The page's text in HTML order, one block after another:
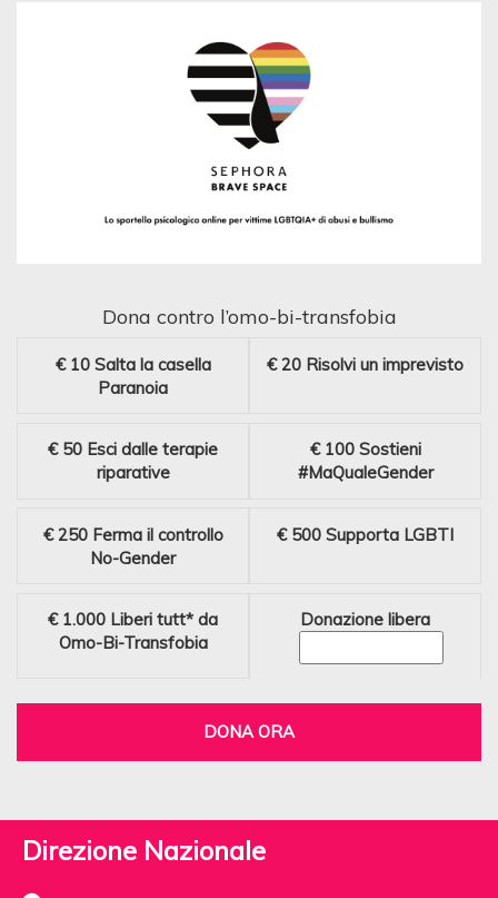
Dona contro l’omo-bi-transfobia
€ 10 Salta la casella
Paranoia
€ 20 Risolvi un imprevisto
€ 50 Esci dalle terapie
riparative
€ 100 Sostieni
#MaQualeGender
€ 250 Ferma il controllo
No-Gender
€ 500 Supporta LGBTI
€ 1.000 Liberi tutt* da
Omo-Bi-Transfobia
Donazione libera
DONA ORA
Direzione Nazionale